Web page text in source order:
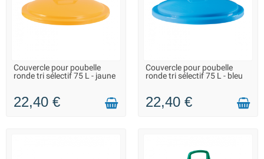
EN STOCK - REPRISE DES
EXPÉDITIONS À PARTIR DU 20
Couvercle pour poubelle
ronde tri sélectif 75 L - jaune
22,40 €
EN STOCK - REPRISE DES
EXPÉDITIONS À PARTIR DU 20
Couvercle pour poubelle
ronde tri sélectif 75 L - bleu
22,40 €